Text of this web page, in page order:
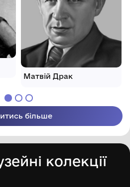
Матвій Драк
більше
колекції